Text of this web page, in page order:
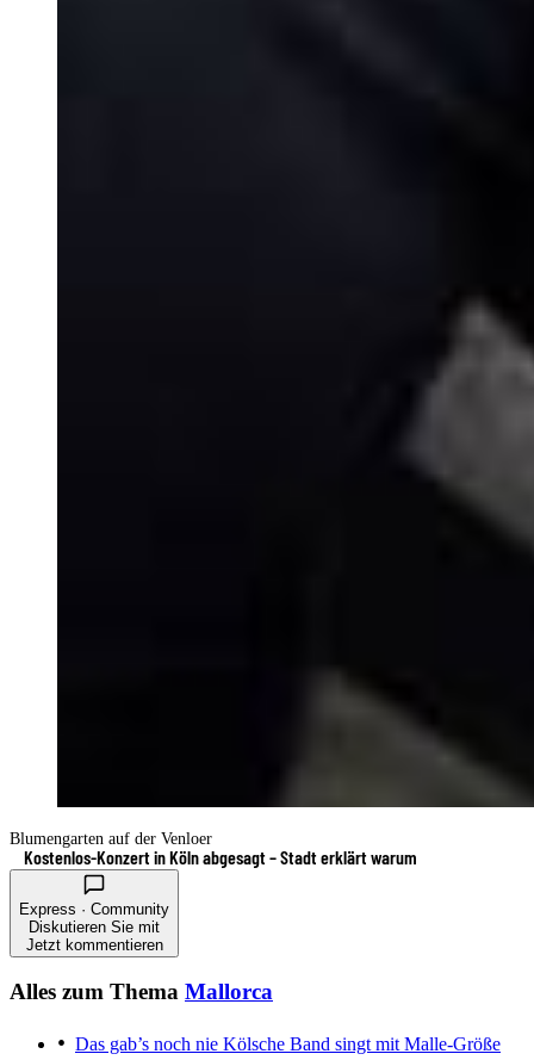
Blumengarten auf der Venloer
Kostenlos-Konzert in Köln abgesagt – Stadt erklärt warum
Express · Community
Diskutieren Sie mit
Jetzt kommentieren
Alles zum Thema Mallorca
Das gab’s noch nie Kölsche Band singt mit Malle-Größe